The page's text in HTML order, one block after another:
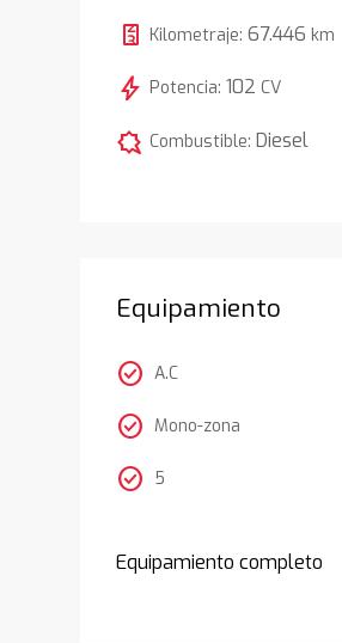
Kilometraje:67.446 km
bolt Potencia:102 CV
comic_bubble Combustible:Diesel
Equipamiento
check_circle A.C
check_circle Mono-zona
check_circle 5
Equipamiento completo